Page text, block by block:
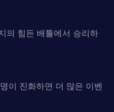
의 힘든 배틀에서 승리하
이 진화하면 더 많은 이벤